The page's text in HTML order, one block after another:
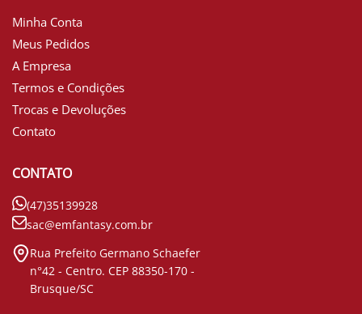
Minha Conta
Meus Pedidos
A Empresa
Termos e Condições
Trocas e Devoluções
Contato
CONTATO
(47)35139928
sac@emfantasy.com.br
Rua Prefeito Germano Schaefer
n°42 - Centro. CEP 88350-170 -
Brusque/SC